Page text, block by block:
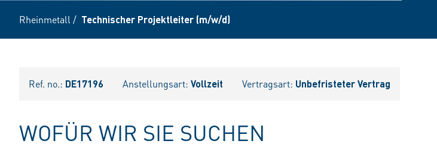
Rheinmetall / Technischer Projektleiter (m/w/d)
Ref. no.: DE17196 Anstellungsart: Vollzeit Vertragsart: Unbefristeter Vertrag
WOFÜR WIR SIE SUCHEN